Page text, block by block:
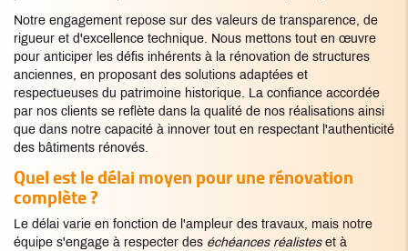
Notre engagement repose sur des valeurs de transparence, de
rigueur et d'excellence technique. Nous mettons tout en œuvre
pour anticiper les défis inhérents à la rénovation de structures
anciennes, en proposant des solutions adaptées et
respectueuses du patrimoine historique. La confiance accordée
par nos clients se reflète dans la qualité de nos réalisations ainsi
que dans notre capacité à innover tout en respectant l'authenticité
des bâtiments rénovés.
Quel est le délai moyen pour une rénovation
complète ?
Le délai varie en fonction de l'ampleur des travaux, mais notre
équipe s'engage à respecter des échéances réalisteset à